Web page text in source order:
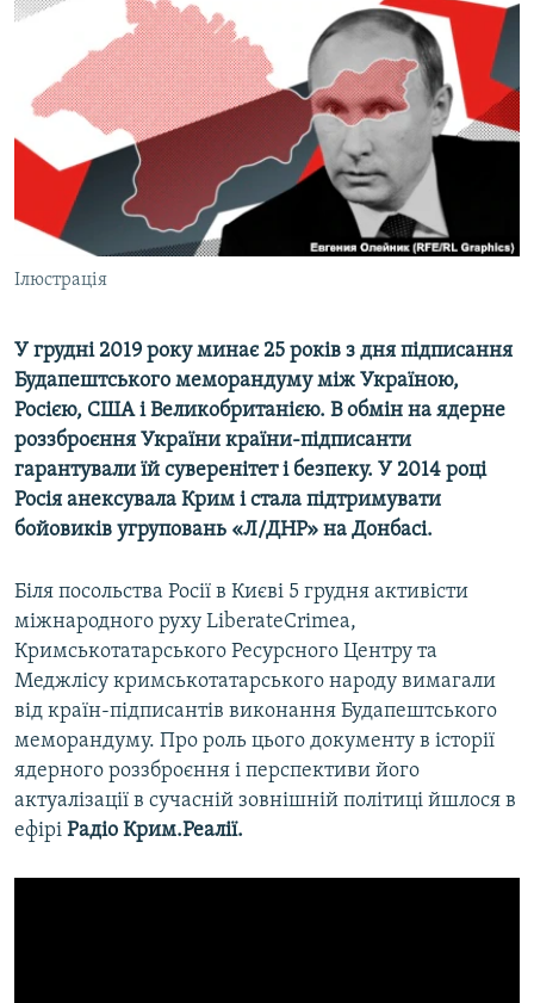
СПЕЦПРОЕКТИ
ДЕПОРТАЦІЯ
ВІДЕОУРОКИ «ELIFBE»
СВІДЧЕННЯ ОКУПАЦІЇ
УКРАЇНСЬКА ПРОБЛЕМА КРИМУ
ІНФОГРАФІКА
ЯК ОБІЙТИ БЛОКУВАННЯ
Русский
Qırımtatar
ДОЛУЧАЙСЯ!
Усі сайти RFE/RL
Ілюстрація
У грудні 2019 року минає 25 років з дня підписання
Будапештського меморандуму між Україною,
Росією, США і Великобританією. В обмін на ядерне
роззброєння України країни-підписанти
гарантували їй суверенітет і безпеку. У 2014 році
Росія анексувала Крим і стала підтримувати
бойовиків угруповань «Л/ДНР» на Донбасі.
Біля посольства Росії в Києві 5 грудня активісти
міжнародного руху LiberateCrimea,
Кримськотатарського Ресурсного Центру та
Меджлісу кримськотатарського народу вимагали
від країн-підписантів виконання Будапештського
меморандуму. Про роль цього документу в історії
ядерного роззброєння і перспективи його
актуалізації в сучасній зовнішній політиці йшлося в
ефірі Радіо Крим.Реалії.